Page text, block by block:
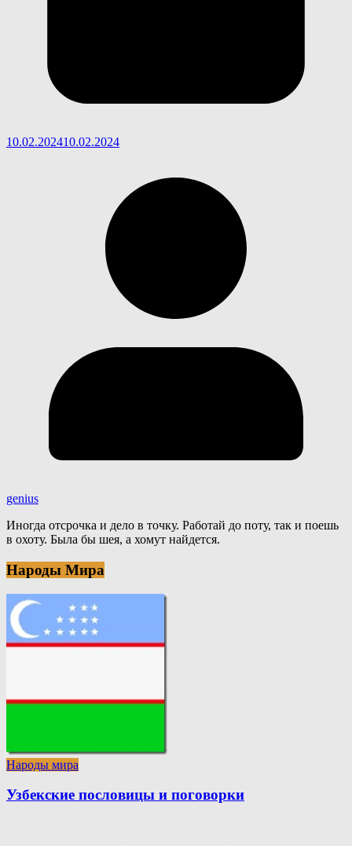
10.02.202410.02.2024
genius
Иногда отсрочка и дело в точку. Работай до поту, так и поешь
в охоту. Была бы шея, а хомут найдется.
Народы Мира
Народы мира
Узбекские пословицы и поговорки